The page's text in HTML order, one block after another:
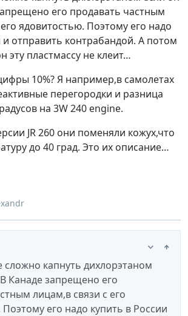
его продавать частным
ядовитостью. Поэтому его надо
и отправить контрабандой. А потом
эту пластмассу не клеит…
10%? Я например,в самолетах
перегородки и разница
на 3W 240 engine.
JR 260 они поменяли кожух,что
до 40 град. Это их описание…
сложно капнуть дихлорэтаном
Канаде запрещено его
лицам,в связи с его
его надо купить в России